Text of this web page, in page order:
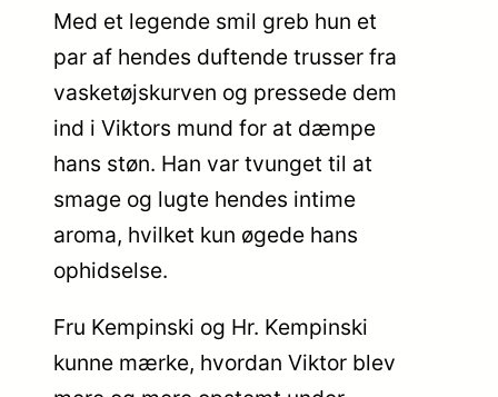
Med et legende smil greb hun et
par af hendes duftende trusser fra
vasketøjskurven og pressede dem
ind i Viktors mund for at dæmpe
hans støn. Han var tvunget til at
smage og lugte hendes intime
aroma, hvilket kun øgede hans
ophidselse.
Fru Kempinski og Hr. Kempinski
kunne mærke, hvordan Viktor blev